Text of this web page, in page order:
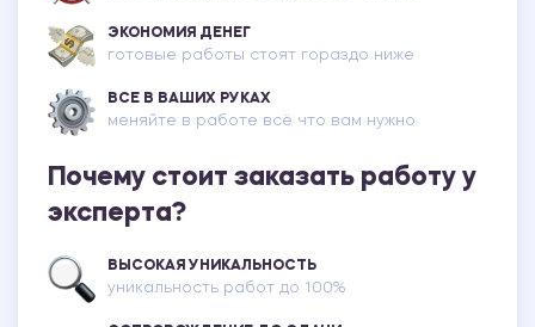
ЭКОНОМИЯ ДЕНЕГ
готовые работы стоят гораздо ниже
ВСЕ В ВАШИХ РУКАХ
меняйте в работе всё что вам нужно
Почему стоит заказать работу у
эксперта?
ВЫСОКАЯ УНИКАЛЬНОСТЬ
уникальность работ до 100%